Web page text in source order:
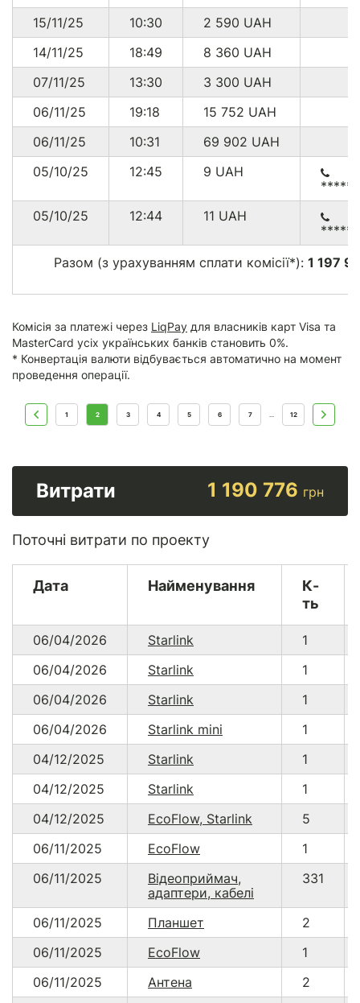
15/11/25
10:30 2 590 UAH
14/11/25
18:49 8 360 UAH
07/11/25
13:30 3 300 UAH
06/11/25
19:18 15 752 UAH
06/11/25
10:31 69 902 UAH
05/10/25
12:45 9 UAH
05/10/25
12:44 11 UAH
Разом (з урахуванням сплати комісії*): 1 197
Комісія за платежі через LiqPay для власників карт Visa та
MasterCard усіх українських банків становить 0%.
* Конвертація валюти відбувається автоматично на момент
проведення операції.
1 2 3 4 5 6 7 ... 12
Витрати 1 190 776 грн
Поточні витрати по проекту
Дата Найменування
К-
ть
06/04/2026 Starlink
1
06/04/2026
Starlink
1
06/04/2026
Starlink
1
06/04/2026
Starlink mini
1
04/12/2025
Starlink
1
04/12/2025
Starlink
1
04/12/2025
EcoFlow, Starlink
5
06/11/2025
EcoFlow
1
06/11/2025
Відеоприймач,
адаптери, кабелі
331
06/11/2025 Планшет
2
06/11/2025
EcoFlow
1
06/11/2025
Антена
2